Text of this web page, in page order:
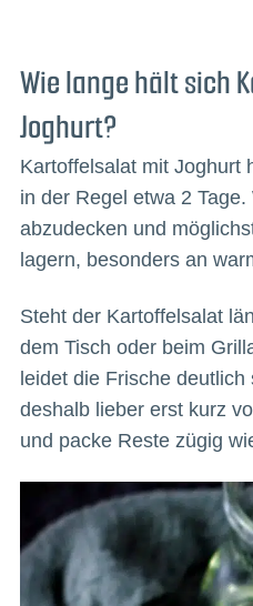
Wie lange hält sich
Joghurt?
Kartoffelsalat mit Joghurt
in der Regel etwa 2
abzudecken und
lagern, besonders an
Steht der Kartoffelsalat
dem Tisch oder beim
leidet die Frische
deshalb lieber erst kurz
und packe Reste zügig